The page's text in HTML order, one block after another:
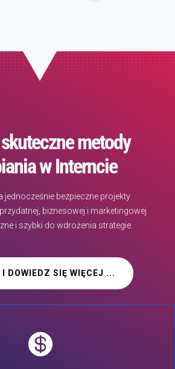
metody
w Interncie
jednocześnie bezpieczne projekty
biznesowej i marketingowej
i szybki do wdrożenia strategie.
DOWIEDZ SIĘ WIĘCEJ ...
